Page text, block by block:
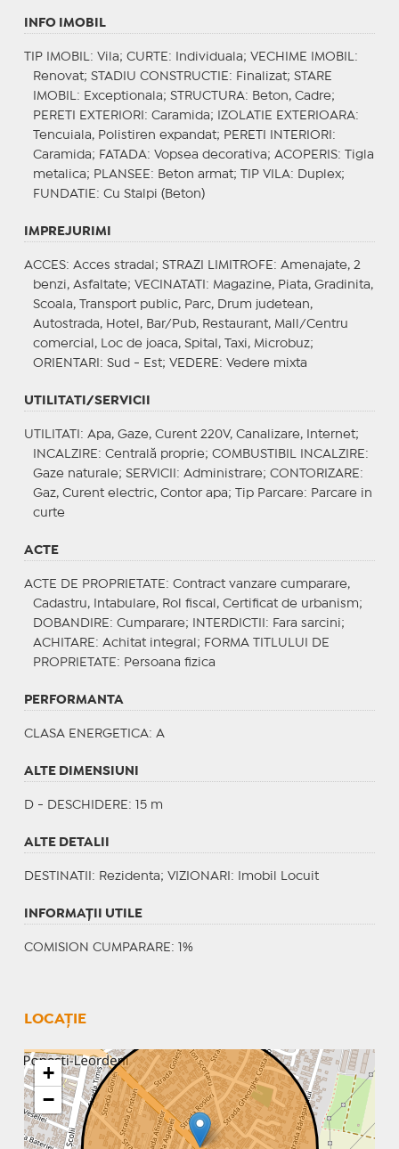
INFO IMOBIL
TIP IMOBIL : Vila; CURTE : Individuala; VECHIME IMOBIL :
Renovat; STADIU CONSTRUCTIE : Finalizat; STARE
IMOBIL : Exceptionala; STRUCTURA: Beton, Cadre;
PERETI EXTERIORI : Caramida; IZOLATIE EXTERIOARA:
Tencuiala, Polistiren expandat; PERETI INTERIORI :
Caramida; FATADA: Vopsea decorativa; ACOPERIS: Tigla
metalica; PLANSEE : Beton armat; TIP VILA: Duplex;
FUNDATIE : Cu Stalpi (Beton)
IMPREJURIMI
ACCES: Acces stradal; STRAZI LIMITROFE : Amenajate, 2
benzi, Asfaltate; VECINATATI : Magazine, Piata, Gradinita,
Scoala, Transport public, Parc, Drum judetean,
Autostrada, Hotel, Bar/Pub, Restaurant, Mall/Centru
comercial, Loc de joaca, Spital, Taxi, Microbuz;
ORIENTARI : Sud - Est; VEDERE : Vedere mixta
UTILITATI/SERVICII
UTILITATI : Apa, Gaze, Curent 220V, Canalizare, Internet;
INCALZIRE : Centrală proprie; COMBUSTIBIL INCALZIRE :
Gaze naturale; SERVICII : Administrare; CONTORIZARE :
Gaz, Curent electric, Contor apa;
Tip Parcare: Parcare in
curte
ACTE
ACTE DE PROPRIETATE : Contract vanzare cumparare,
Cadastru, Intabulare, Rol fiscal, Certificat de urbanism;
DOBANDIRE : Cumparare; INTERDICTII : Fara sarcini;
ACHITARE : Achitat integral; FORMA TITLULUI DE
PROPRIETATE : Persoana fizica
PERFORMANTA
CLASA ENERGETICA: A
ALTE DIMENSIUNI
D - DESCHIDERE: 15 m
ALTE DETALII
DESTINATII : Rezidenta; VIZIONARI : Imobil Locuit
INFORMAŢII UTILE
COMISION CUMPARARE: 1%
LOCAȚIE
+
−